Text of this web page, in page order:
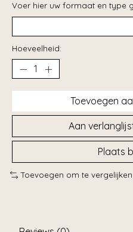
Voer hier uw formaat en type
Hoeveelheid:
Toevoegen
Aan
Plaats
Toevoegen om te vergelijken